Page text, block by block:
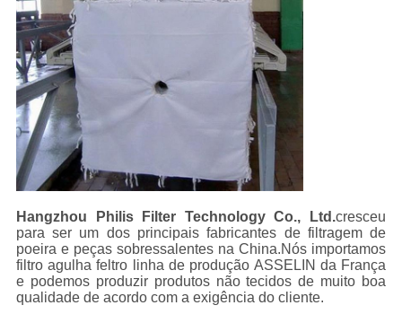
Hangzhou Philis Filter Technology Co., Ltd.cresceu
para ser um dos principais fabricantes de filtragem de
poeira e peças sobressalentes na China.Nós importamos
filtro agulha feltro linha de produção ASSELIN da França
e podemos produzir produtos não tecidos de muito boa
qualidade de acordo com a exigência do cliente.